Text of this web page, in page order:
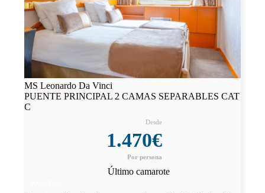
MS Leonardo Da Vinci
PUENTE PRINCIPAL 2 CAMAS SEPARABLES CAT
C
1.470€
Último camarote